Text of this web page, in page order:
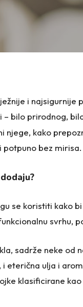
i najsigurnije
– bilo prirodnog,
njege, kako
bez mirisa.
se koristiti kako
svrhu,
sadrže neke od
i eterična ulja i
klasificirane